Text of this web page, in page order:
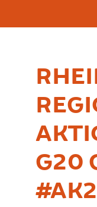
G20